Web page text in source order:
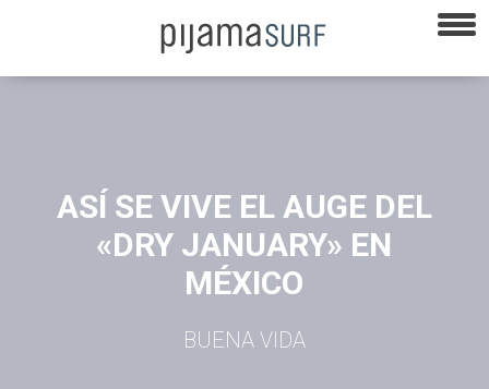
ASÍ SE VIVE EL AUGE DEL
«DRY JANUARY» EN
MÉXICO
BUENA VIDA